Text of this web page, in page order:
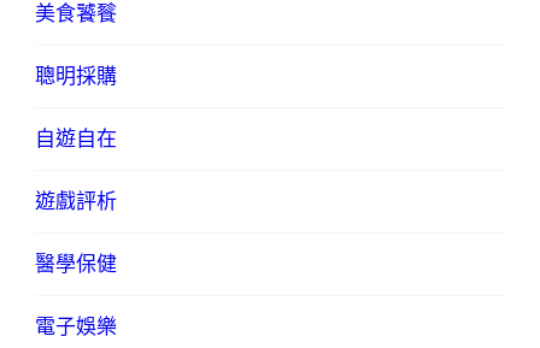
美食饕餮
聰明採購
自遊自在
遊戲評析
醫學保健
電子娛樂